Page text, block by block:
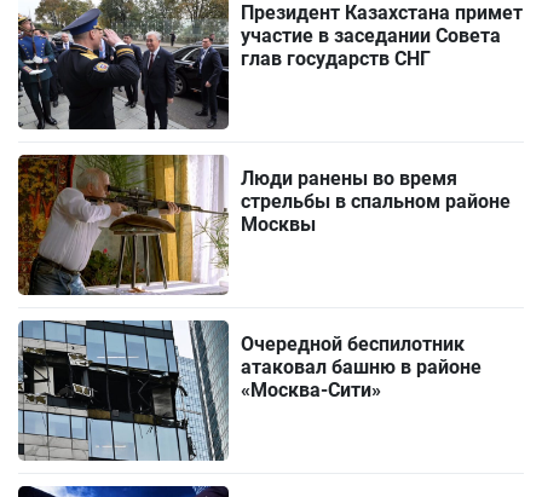
Президент Казахстана примет
участие в заседании Совета
глав государств СНГ
Люди ранены во время
стрельбы в спальном районе
Москвы
Очередной беспилотник
атаковал башню в районе
«Москва-Сити»